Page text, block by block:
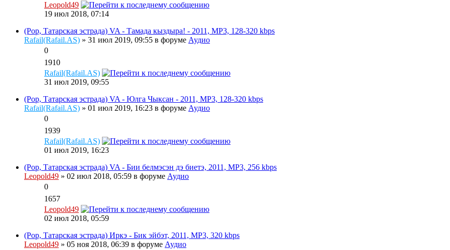
Leopold49
19 июл 2018, 07:14
(Pop, Татарская эстрада) VA - Тамада кыздыра! - 2011, MP3, 128-320 kbps
Rafail(Rafail.AS) » 31 июл 2019, 09:55 в форуме Аудио
0
1910
Rafail(Rafail.AS)
31 июл 2019, 09:55
(Pop, Татарская эстрада) VA - Юлга Чыксан - 2011, МР3, 128-320 kbps
Rafail(Rafail.AS) » 01 июл 2019, 16:23 в форуме Аудио
0
1939
Rafail(Rafail.AS)
01 июл 2019, 16:23
(Pop, Татарская эстрада) VA - Бии белмэсэн дэ биетэ, 2011, MP3, 256 kbps
Leopold49 » 02 июл 2018, 05:59 в форуме Аудио
0
1657
Leopold49
02 июл 2018, 05:59
(Pop, Татарская эстрада) Иркэ - Бик эйбэт, 2011, MP3, 320 kbps
Leopold49 » 05 ноя 2018, 06:39 в форуме Аудио